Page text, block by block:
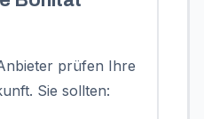
prüfen Ihre
Sie sollten: